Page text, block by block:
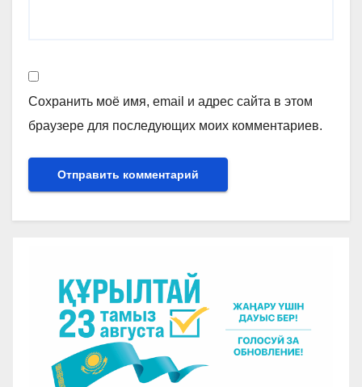
Сохранить моё имя, email и адрес сайта в этом
браузере для последующих моих комментариев.